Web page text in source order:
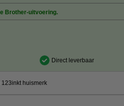
Brother-uitvoering.
Direct leverbaar
huismerk